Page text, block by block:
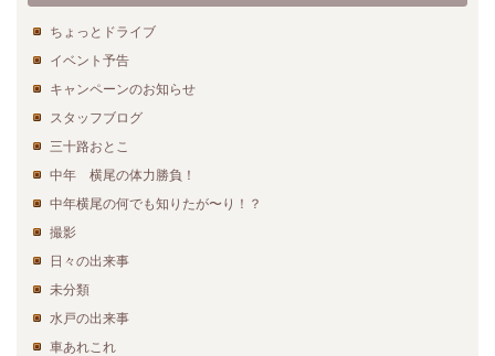
ちょっとドライブ
イベント予告
キャンペーンのお知らせ
スタッフブログ
三十路おとこ
中年 横尾の体力勝負！
中年横尾の何でも知りたが〜り！？
撮影
日々の出来事
未分類
水戸の出来事
車あれこれ